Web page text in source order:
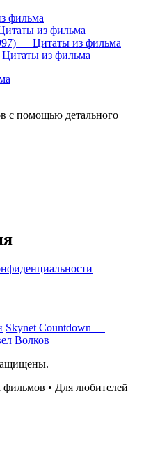
фильма
из фильма
— Цитаты из фильма
из фильма
с помощью детального
Skynet Countdown —
Волков
фильмов • Для любителей